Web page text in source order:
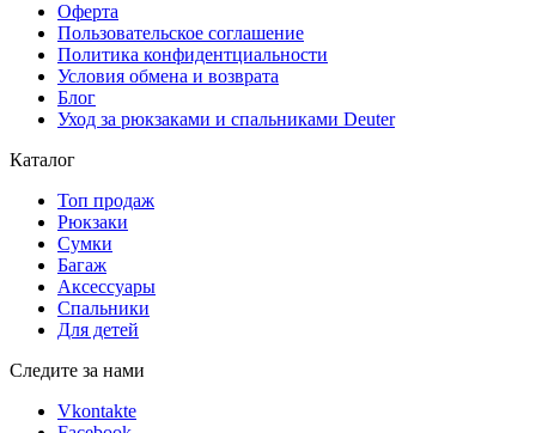
Оферта
Пользовательское соглашение
Политика конфидентциальности
Условия обмена и возврата
Блог
Уход за рюкзаками и спальниками Deuter
Каталог
Топ продаж
Рюкзаки
Сумки
Багаж
Аксессуары
Спальники
Для детей
Следите за нами
Vkontakte